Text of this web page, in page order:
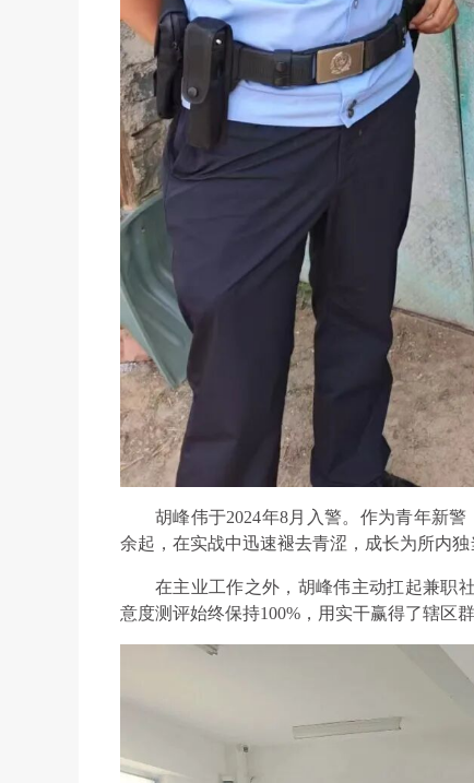
胡峰伟于2024年8月入警。作为青年新
余起，在实战中迅速褪去青涩，成长为所内独
在主业工作之外，胡峰伟主动扛起兼职
意度测评始终保持100%，用实干赢得了辖区